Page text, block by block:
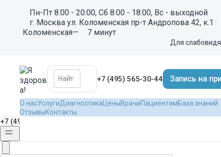
Пн-Пт 8:00 - 20:00, Сб 8:00 - 18:00, Вс - выходной
г. Москва ул. Коломенская пр-т Андропова 42, к.1
Коломенская— 7 минут
Для
+7 (495) 565-30-44 Запись на
О насУслугиДиагностика ЦеныВрачиПациентамБаза знаний
ОтзывыКонтакты
+7 (495) 565-30-44